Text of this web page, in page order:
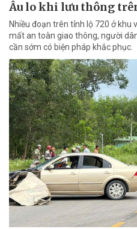
Âu lo khi lưu thông
Nhiều đoạn trên tỉnh lộ 720 ở khu
mất an toàn giao thông, người
cần sớm có biện pháp khắc phục.